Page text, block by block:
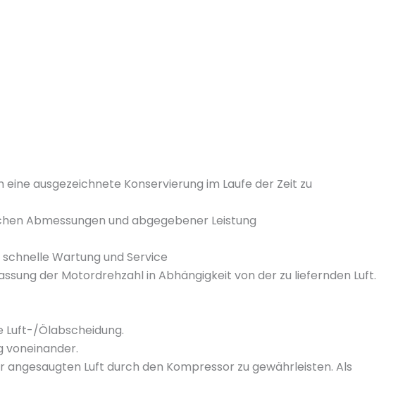
ausgezeichnete Konservierung im Laufe der Zeit zu
Abmessungen und abgegebener Leistung
Wartung und Service
der Motordrehzahl in Abhängigkeit von der zu liefernden Luft.
Ölabscheidung.
voneinander.
Luft durch den Kompressor zu gewährleisten. Als